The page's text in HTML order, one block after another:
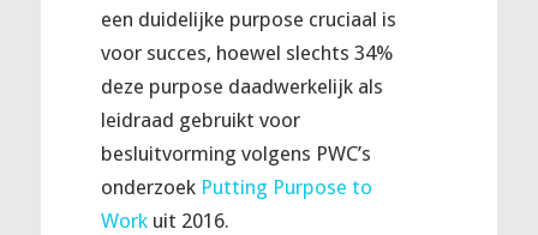
een duidelijke purpose cruciaal is
voor succes, hoewel slechts 34%
deze purpose daadwerkelijk als
leidraad gebruikt voor
besluitvorming volgens PWC’s
onderzoek Putting Purpose to
Workuit 2016.